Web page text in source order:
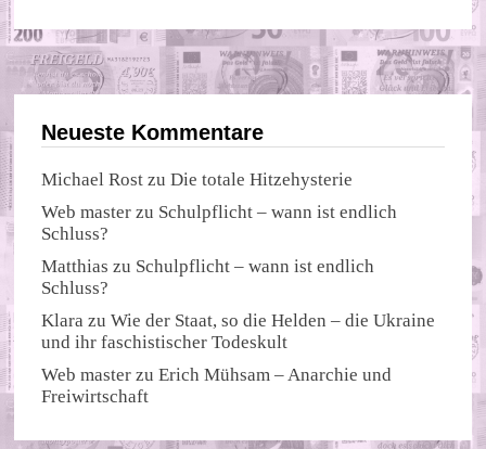
Neueste Kommentare
Michael Rost zuDie totale Hitzehysterie
Web master zu Schulpflicht – wann ist endlich
Schluss?
Matthias zu Schulpflicht – wann ist endlich
Schluss?
Klara zuWie der Staat, so die Helden – die Ukraine
und ihr faschistischer Todeskult
Web master zuErich Mühsam – Anarchie und
Freiwirtschaft